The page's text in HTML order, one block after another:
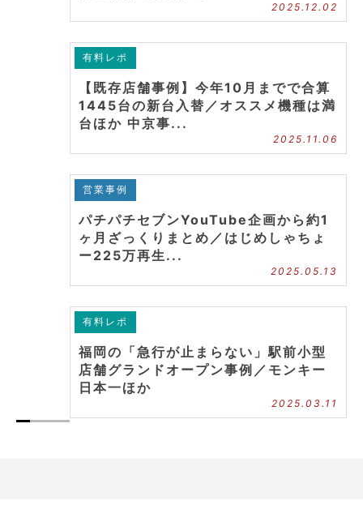
2025.12.02
有料レポ
【既存店舗事例】今年10月までで合算
1445台の新台入替／オススメ機種は満
台ほか 中京事...
2025.11.06
営業事例
パチパチセブンYouTube企画から約1
ヶ月ざっくりまとめ／はじめしゃちょ
ー225万再生...
2025.05.13
有料レポ
福岡の「急行が止まらない」駅前小型
店舗グランドオープン事例／モンキー
日本一ほか
2025.03.11